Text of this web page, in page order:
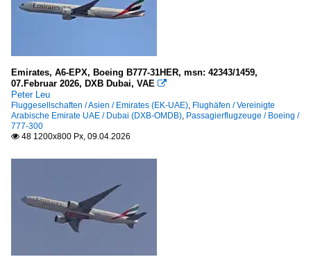
Emirates, A6-EPX, Boeing B777-31HER, msn: 42343/1459,
07.Februar 2026, DXB Dubai, VAE 
Peter Leu
Fluggesellschaften / Asien / Emirates (EK-UAE), Flughäfen / Vereinigte
Arabische Emirate UAE / Dubai (DXB-OMDB), Passagierflugzeuge / Boeing /
777-300
 48 1200x800 Px, 09.04.2026